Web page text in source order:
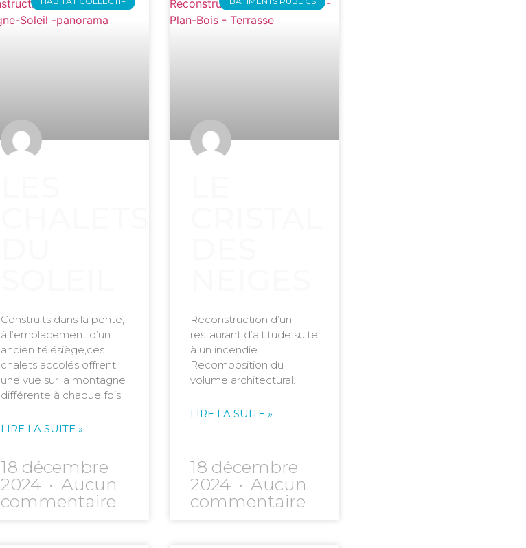
Construits dans la pente,
à l’emplacement d’un
ancien télésiège,ces
chalets accolés offrent
une vue sur la montagne
différente à chaque fois.
LIRE LA SUITE »
18 décembre
2024
Aucun
commentaire
Reconstruction d’un
restaurant d’altitude suite
à un incendie.
Recomposition du
volume architectural.
LIRE LA SUITE »
18 décembre
2024
Aucun
commentaire